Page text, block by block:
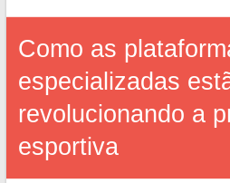
Como as
especializadas
revolucionando a
esportiva